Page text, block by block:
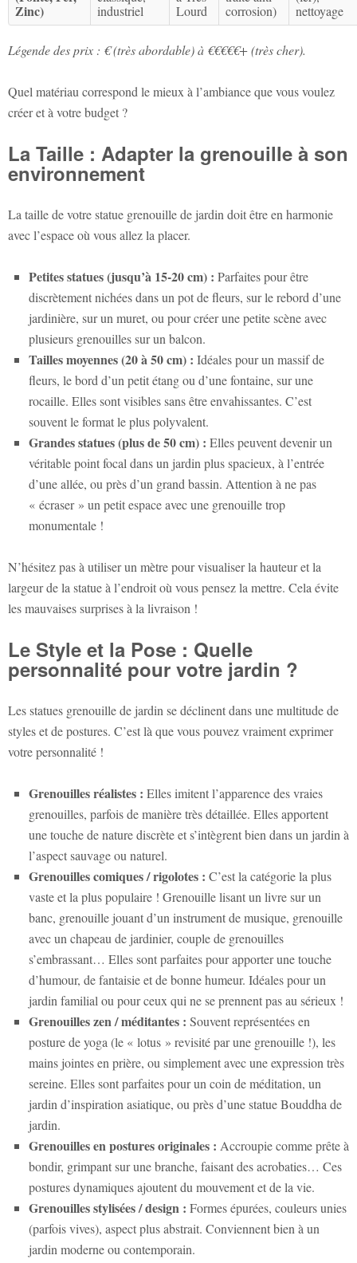
Zinc)
industriel
Lourd
corrosion)
nettoyage
Légende des prix : € (très abordable) à €€€€€+ (très cher).
Quel matériau correspond le mieux à l’ambiance que vous voulez
créer et à votre budget ?
La Taille : Adapter la grenouille à son
environnement
La taille de votrestatue grenouille de jardin doit être en harmonie
avec l’espace où vous allez la placer.
Petites statues (jusqu’à 15-20 cm) : Parfaites pour être
discrètement nichées dans un pot de fleurs, sur le rebord d’une
jardinière, sur un muret, ou pour créer une petite scène avec
plusieurs grenouilles sur un balcon.
Tailles moyennes (20 à 50 cm) : Idéales pour un massif de
fleurs, le bord d’un petit étang ou d’une fontaine, sur une
rocaille. Elles sont visibles sans être envahissantes. C’est
souvent le format le plus polyvalent.
Grandes statues (plus de 50 cm) : Elles peuvent devenir un
véritable point focal dans un jardin plus spacieux, à l’entrée
d’une allée, ou près d’un grand bassin. Attention à ne pas
« écraser » un petit espace avec une grenouille trop
monumentale !
N’hésitez pas à utiliser un mètre pour visualiser la hauteur et la
largeur de la statue à l’endroit où vous pensez la mettre. Cela évite
les mauvaises surprises à la livraison !
Le Style et la Pose : Quelle
personnalité pour votre jardin ?
Lesstatues grenouille de jardin se déclinent dans une multitude de
styles et de postures. C’est là que vous pouvez vraiment exprimer
votre personnalité !
Grenouilles réalistes : Elles imitent l’apparence des vraies
grenouilles, parfois de manière très détaillée. Elles apportent
une touche de nature discrète et s’intègrent bien dans un jardin à
l’aspect sauvage ou naturel.
Grenouilles comiques / rigolotes : C’est la catégorie la plus
vaste et la plus populaire ! Grenouille lisant un livre sur un
banc, grenouille jouant d’un instrument de musique, grenouille
avec un chapeau de jardinier, couple de grenouilles
s’embrassant… Elles sont parfaites pour apporter une touche
d’humour, de fantaisie et de bonne humeur. Idéales pour un
jardin familial ou pour ceux qui ne se prennent pas au sérieux !
Grenouilles zen / méditantes : Souvent représentées en
posture de yoga (le « lotus » revisité par une grenouille !), les
mains jointes en prière, ou simplement avec une expression très
sereine. Elles sont parfaites pour un coin de méditation, un
jardin d’inspiration asiatique, ou près d’unestatue Bouddha de
jardin.
Grenouilles en postures originales : Accroupie comme prête à
bondir, grimpant sur une branche, faisant des acrobaties… Ces
postures dynamiques ajoutent du mouvement et de la vie.
Grenouilles stylisées / design : Formes épurées, couleurs unies
(parfois vives), aspect plus abstrait. Conviennent bien à un
jardin moderne ou contemporain.